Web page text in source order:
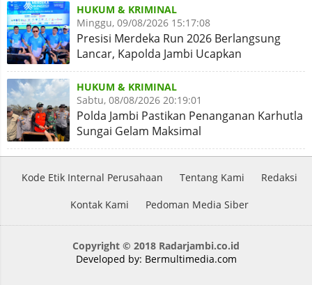
HUKUM & KRIMINAL
Minggu, 09/08/2026 15:17:08
Presisi Merdeka Run 2026 Berlangsung
Lancar, Kapolda Jambi Ucapkan
Terimakasih dan Apresiasi
HUKUM & KRIMINAL
Sabtu, 08/08/2026 20:19:01
Polda Jambi Pastikan Penanganan Karhutla
Sungai Gelam Maksimal
Kode Etik Internal Perusahaan Tentang Kami Redaksi
Kontak Kami Pedoman Media Siber
Copyright © 2018 Radarjambi.co.id
Developed by: Bermultimedia.com